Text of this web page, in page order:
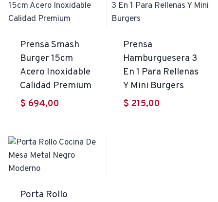
Prensa Smash
Burger 15cm
Acero Inoxidable
Calidad Premium
$ 694,00
Prensa
Hamburguesera 3
En 1 Para Rellenas
Y Mini Burgers
$ 215,00
Porta Rollo